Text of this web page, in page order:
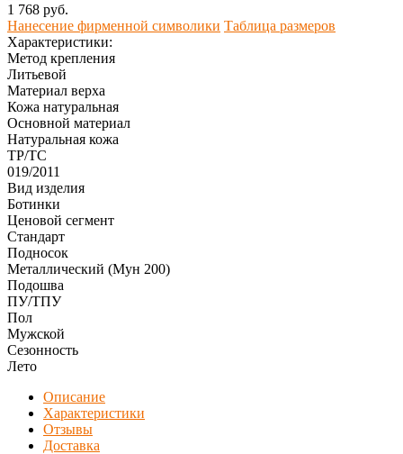
1 768 руб.
Нанесение фирменной символики Таблица размеров
Характеристики:
Метод крепления
Литьевой
Материал верха
Кожа натуральная
Оcновной материал
Натуральная кожа
ТР/ТС
019/2011
Вид изделия
Ботинки
Ценовой сегмент
Стандарт
Подносок
Металлический (Мун 200)
Подошва
ПУ/ТПУ
Пол
Мужской
Сезонность
Лето
Описание
Характеристики
Отзывы
Доставка